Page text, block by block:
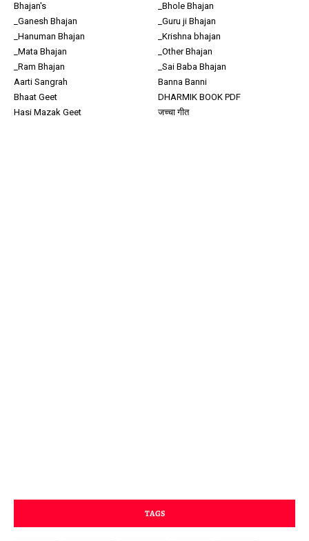
Bhajan's
_Bhole Bhajan
_Ganesh Bhajan
_Guru ji Bhajan
_Hanuman Bhajan
_Krishna bhajan
_Mata Bhajan
_Other Bhajan
_Ram Bhajan
_Sai Baba Bhajan
Aarti Sangrah
Banna Banni
Bhaat Geet
DHARMIK BOOK PDF
Hasi Mazak Geet
जच्चा गीत
TAGS